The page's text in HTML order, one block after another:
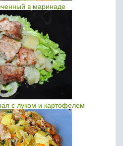
в маринаде
с луком и картофелем